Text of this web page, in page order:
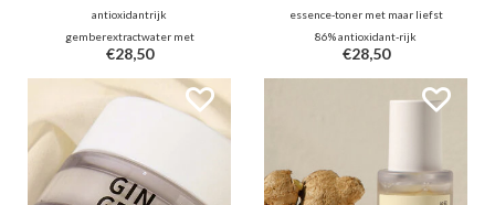
antioxidantrijk
gemberextractwater met
ontstekingsremmende
eigenschappen, 10 hyaluron,
peptide-11, adenosine en
niacinamide helpen de huid
voller te maken en de doffe teint
op te fleuren.
€28,50
essence-toner met maar liefst
86% antioxidant-rijk
gemberwater met
ontstekingsremmende
eigenschappen, peptide-11 en
te egaliseren en een doffe teint
op te fleuren.
€28,50